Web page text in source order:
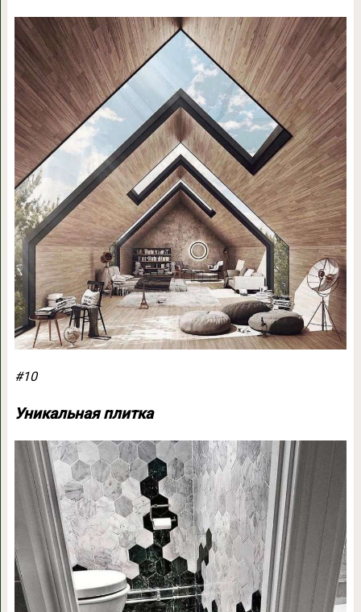
#10
Уникальная плитка